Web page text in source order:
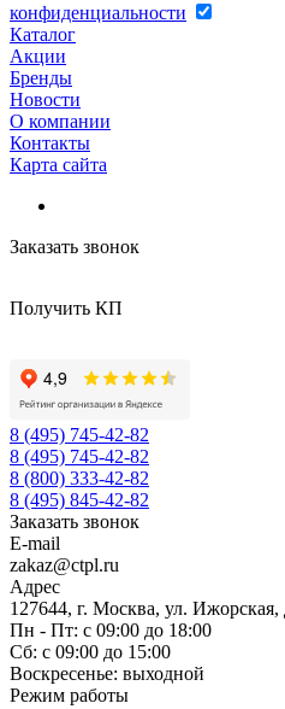
конфиденциальности
Каталог
Акции
Бренды
Новости
О компании
Контакты
Карта сайта
Заказать звонок
Получить КП
8 (495) 745-42-82
8 (495) 745-42-82
8 (800) 333-42-82
8 (495) 845-42-82
Заказать звонок
E-mail
zakaz@ctpl.ru
Адрес
127644, г. Москва, ул.
Пн - Пт: с 09:00 до 18:00
Сб: с 09:00 до 15:00
Воскресенье: выходной
Режим работы